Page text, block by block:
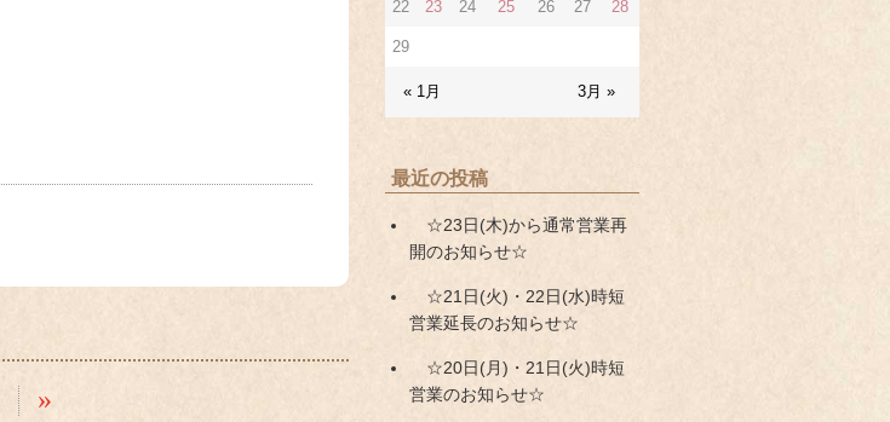
»
« 1月 3月 »
22 23 24 25 26 27 28
29
最近の投稿
☆23日(木)から通常営業再
開のお知らせ☆
☆21日(火)・22日(水)時短
営業延長のお知らせ☆
☆20日(月)・21日(火)時短
営業のお知らせ☆